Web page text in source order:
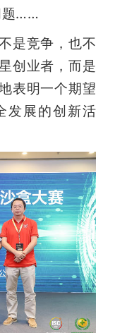
题……
是竞争，也不
创业者，而是
表明一个期望
展的创新活